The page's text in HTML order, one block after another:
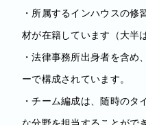
・所属するインハウスの
材が在籍しています（大半
・法律事務所出身者を含
ーで構成されています。
・チーム編成は、随時の
な分野を担当することがで